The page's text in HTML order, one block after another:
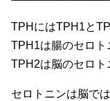
TPHにはTPH1と
TPH1は腸のセロト
TPH2は脳のセロト
セロトニンは脳で